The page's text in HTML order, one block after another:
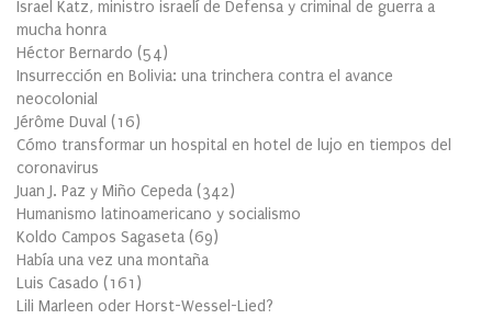
Israel Katz, ministro israelí de Defensa y criminal de guerra a
mucha honra
Héctor Bernardo (54)
Insurrección en Bolivia: una trinchera contra el avance
neocolonial
Jérôme Duval (16)
Cómo transformar un hospital en hotel de lujo en tiempos del
coronavirus
Juan J. Paz y Miño Cepeda (342)
Humanismo latinoamericano y socialismo
Koldo Campos Sagaseta (69)
Había una vez una montaña
Luis Casado (161 )
Lili Marleen oder Horst-Wessel-Lied?